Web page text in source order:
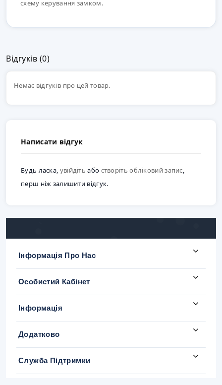
схему керування замком.
Відгуків (0)
Немає відгуків про цей товар.
Написати відгук
Будь ласка, увійдіть або створіть обліковий запис,
перш ніж залишити відгук.
Інформація Про Нас
Особистий Кабінет
Інформація
Додатково
Служба Підтримки